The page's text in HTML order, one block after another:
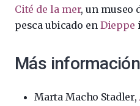
Cité de la mer, un museo
pesca ubicado en Dieppe
Más información
Marta Macho Stadler,